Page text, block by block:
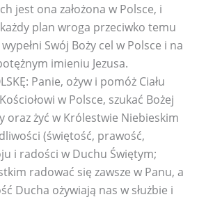
jest ona założona w Polsce, i
plan wroga przeciwko temu
Swój Boży cel w Polsce i na
imieniu Jezusa.
Panie, ożyw i pomóż Ciału
w Polsce, szukać Bożej
oraz żyć w Królestwie Niebieskim
(świętość, prawość,
i radości w Duchu Świętym;
radować się zawsze w Panu, a
Ducha ożywiają nas w służbie i